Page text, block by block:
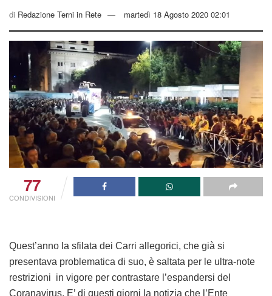
di Redazione Terni in Rete martedì 18 Agosto 2020 02:01
77
CONDIVISIONI
Quest’anno la sfilata dei Carri allegorici, che già si
presentava problematica di suo, è saltata per le ultra-note
restrizioni in vigore per contrastare l’espandersi del
Coranavirus. E’ di questi giorni la notizia che l’Ente